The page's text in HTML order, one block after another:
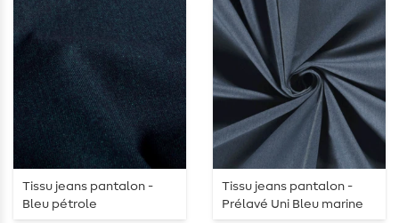
Tissu jeans pantalon -
Bleu pétrole
Tissu jeans pantalon -
Prélavé Uni Bleu marine